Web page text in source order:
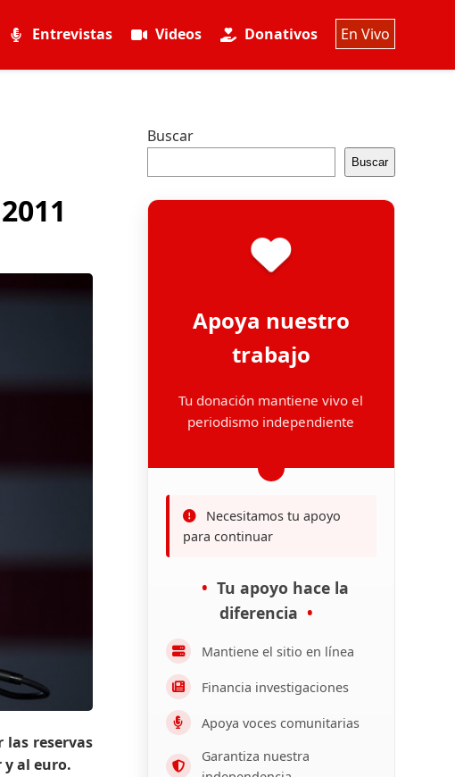
Entrevistas Videos Donativos En Vivo
las reservas
y al euro.
Buscar
Buscar
Apoya nuestro
trabajo
Tu donación mantiene vivo el
periodismo independiente
Necesitamos tu apoyo
para continuar
Tu apoyo hace la
diferencia
Mantiene el sitio en línea
Financia investigaciones
Apoya voces comunitarias
Garantiza nuestra